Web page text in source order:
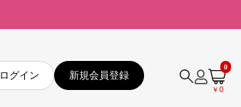
ログイン 新規会員登録
0
￥0